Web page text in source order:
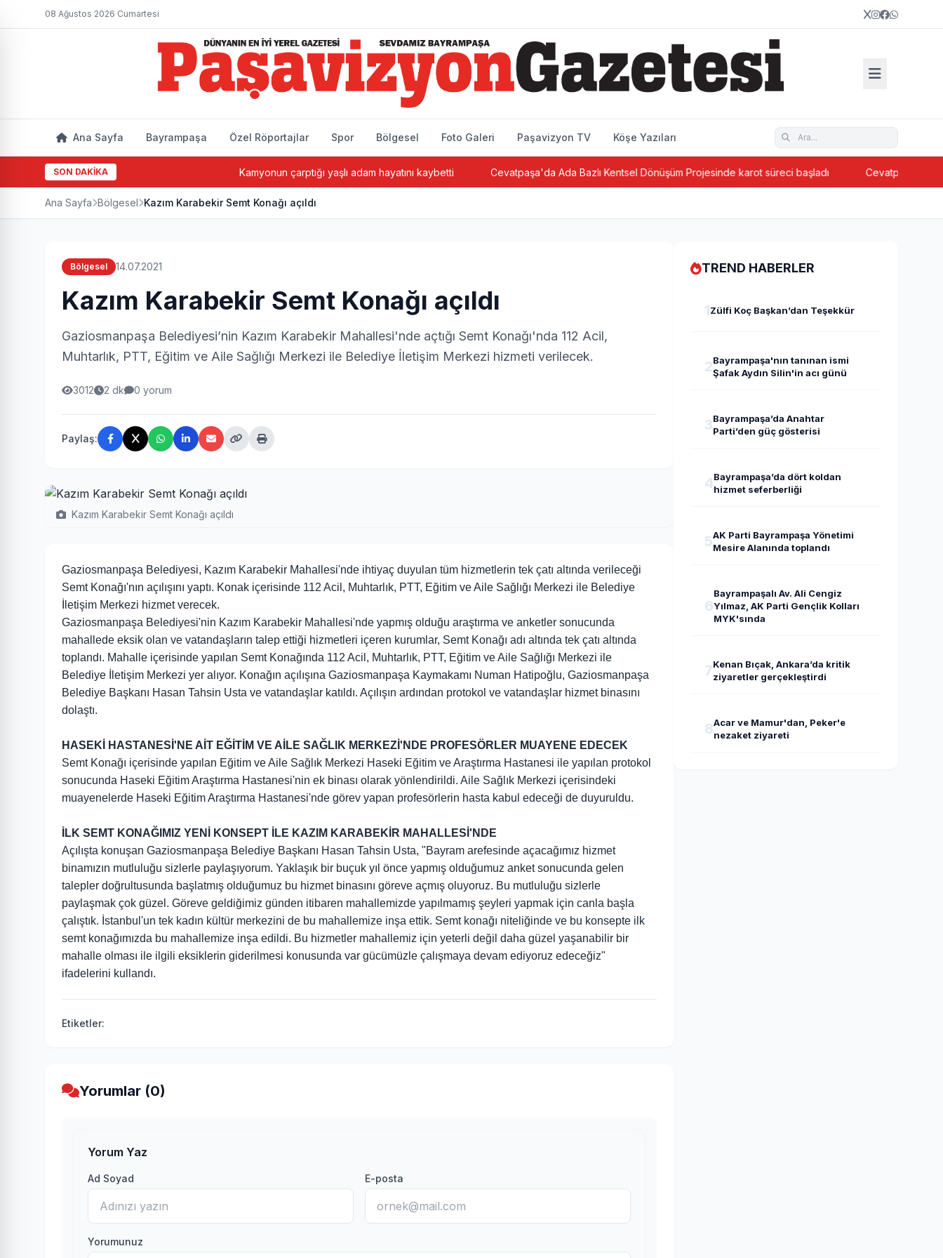
08 Ağustos 2026 Cumartesi
Ana Sayfa Bayrampaşa Özel Röportajlar Spor Bölgesel Foto Galeri Paşavizyon TV Köşe Yazıları
SON DAKİKA Kamyonun çarptığı yaşlı adam hayatını kaybetti Cevatpaşa'da Ada Bazlı Kentsel Dönüşüm Projesinde karot süreci başladı Cevatpaşa’da ada
Ana Sayfa Bölgesel Kazım Karabekir Semt Konağı açıldı
Bölgesel 14.07.2021
Kazım Karabekir Semt Konağı açıldı
Gaziosmanpaşa Belediyesi’nin Kazım Karabekir Mahallesi'nde açtığı Semt Konağı'nda 112 Acil,
Muhtarlık, PTT, Eğitim ve Aile Sağlığı Merkezi ile Belediye İletişim Merkezi hizmeti verilecek.
3012 2 dk 0 yorum
Paylaş:
Kazım Karabekir Semt Konağı açıldı
Gaziosmanpaşa Belediyesi, Kazım Karabekir Mahallesi'nde ihtiyaç duyulan tüm hizmetlerin tek çatı altında verileceği
Semt Konağı'nın açılışını yaptı. Konak içerisinde 112 Acil, Muhtarlık, PTT, Eğitim ve Aile Sağlığı Merkezi ile Belediye
İletişim Merkezi hizmet verecek.
Gaziosmanpaşa Belediyesi'nin Kazım Karabekir Mahallesi'nde yapmış olduğu araştırma ve anketler sonucunda
mahallede eksik olan ve vatandaşların talep ettiği hizmetleri içeren kurumlar, Semt Konağı adı altında tek çatı altında
toplandı. Mahalle içerisinde yapılan Semt Konağında 112 Acil, Muhtarlık, PTT, Eğitim ve Aile Sağlığı Merkezi ile
Belediye İletişim Merkezi yer alıyor. Konağın açılışına Gaziosmanpaşa Kaymakamı Numan Hatipoğlu, Gaziosmanpaşa
Belediye Başkanı Hasan Tahsin Usta ve vatandaşlar katıldı. Açılışın ardından protokol ve vatandaşlar hizmet binasını
dolaştı.
HASEKİ HASTANESİ'NE AİT EĞİTİM VE AİLE SAĞLIK MERKEZİ'NDE PROFESÖRLER MUAYENE EDECEK
Semt Konağı içerisinde yapılan Eğitim ve Aile Sağlık Merkezi Haseki Eğitim ve Araştırma Hastanesi ile yapılan protokol
sonucunda Haseki Eğitim Araştırma Hastanesi'nin ek binası olarak yönlendirildi. Aile Sağlık Merkezi içerisindeki
muayenelerde Haseki Eğitim Araştırma Hastanesi'nde görev yapan profesörlerin hasta kabul edeceği de duyuruldu.
İLK SEMT KONAĞIMIZ YENİ KONSEPT İLE KAZIM KARABEKİR MAHALLESİ'NDE
Açılışta konuşan Gaziosmanpaşa Belediye Başkanı Hasan Tahsin Usta, "Bayram arefesinde açacağımız hizmet
binamızın mutluluğu sizlerle paylaşıyorum. Yaklaşık bir buçuk yıl önce yapmış olduğumuz anket sonucunda gelen
talepler doğrultusunda başlatmış olduğumuz bu hizmet binasını göreve açmış oluyoruz. Bu mutluluğu sizlerle
paylaşmak çok güzel. Göreve geldiğimiz günden itibaren mahallemizde yapılmamış şeyleri yapmak için canla başla
çalıştık. İstanbul'un tek kadın kültür merkezini de bu mahallemize inşa ettik. Semt konağı niteliğinde ve bu konsepte ilk
semt konağımızda bu mahallemize inşa edildi. Bu hizmetler mahallemiz için yeterli değil daha güzel yaşanabilir bir
mahalle olması ile ilgili eksiklerin giderilmesi konusunda var gücümüzle çalışmaya devam ediyoruz edeceğiz"
ifadelerini kullandı.
Etiketler:
Yorumlar (0)
Yorum Yaz
Ad Soyad E-posta
Yorumunuz
TREND HABERLER
1Zülfi Koç Başkan’dan Teşekkür
2Bayrampaşa'nın tanınan ismi
Şafak Aydın Silin'in acı günü
3Bayrampaşa’da Anahtar
Parti’den güç gösterisi
4Bayrampaşa’da dört koldan
hizmet seferberliği
5AK Parti Bayrampaşa Yönetimi
Mesire Alanında toplandı
6
Bayrampaşalı Av. Ali Cengiz
Yılmaz, AK Parti Gençlik Kolları
MYK'sında
7Kenan Bıçak, Ankara’da kritik
ziyaretler gerçekleştirdi
8Acar ve Mamur'dan, Peker'e
nezaket ziyareti